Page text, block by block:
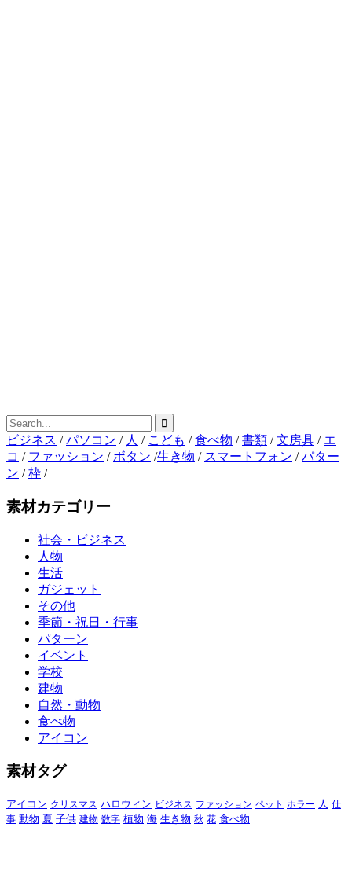
ビジネス /パソコン / 人 / こども /食べ物 /書類 /文房具 / エ
コ / ファッション / ボタン /生き物 / スマートフォン /パター
ン /枠 /
素材カテゴリー
社会・ビジネス
人物
生活
ガジェット
その他
季節・祝日・行事
パターン
イベント
学校
建物
自然・動物
食べ物
アイコン
素材タグ
アイコン クリスマス ハロウィン ビジネス ファッション ペット ホラー 人 仕
事 動物 夏 子供 建物 数字 植物 海 生き物 秋 花 食べ物